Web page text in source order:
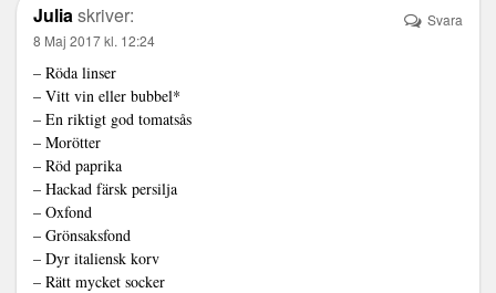
Juliaskriver:
8 Maj 2017 kl. 12:24
– Röda linser
– Vitt vin eller bubbel*
– En riktigt god tomatsås
– Morötter
– Röd paprika
– Hackad färsk persilja
– Oxfond
– Grönsaksfond
– Dyr italiensk korv
– Rätt mycket socker
Svara